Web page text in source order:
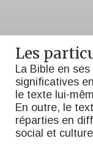
Les
La Bible en
significatives
le texte lui-
En outre, le
réparties en
social et